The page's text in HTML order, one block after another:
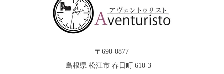
〒690-0877
島根県 松江市 春日町 610-3